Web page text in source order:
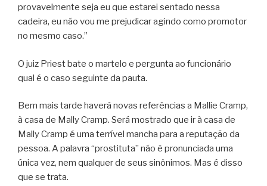
provavelmente seja eu que estarei sentado nessa
cadeira, eu não vou me prejudicar agindo como promotor
no mesmo caso.”
O juiz Priest bate o martelo e pergunta ao funcionário
qual é o caso seguinte da pauta.
Bem mais tarde haverá novas referências a Mallie Cramp,
à casa de Mally Cramp. Será mostrado que ir à casa de
Mally Cramp é uma terrível mancha para a reputação da
pessoa. A palavra “prostituta” não é pronunciada uma
única vez, nem qualquer de seus sinônimos. Mas é disso
que se trata.